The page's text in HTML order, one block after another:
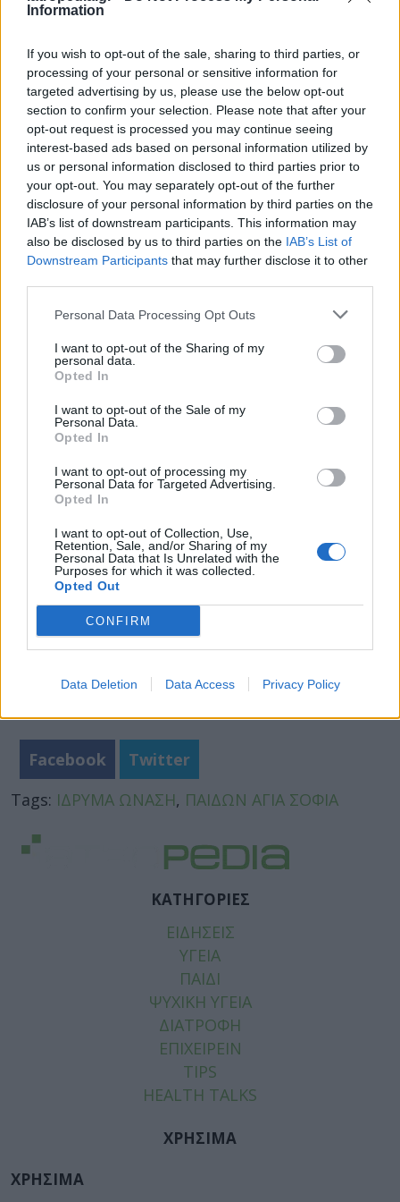
Information
If you wish to opt-out of the sale, sharing to third parties, or
processing of your personal or sensitive information for
targeted advertising by us, please use the below opt-out
section to confirm your selection. Please note that after your
opt-out request is processed you may continue seeing
interest-based ads based on personal information utilized by
us or personal information disclosed to third parties prior to
your opt-out. You may separately opt-out of the further
disclosure of your personal information by third parties on the
IAB’s list of downstream participants. This information may
also be disclosed by us to third parties on the IAB’s List of
Downstream Participants that may further disclose it to other
Personal Data Processing Opt Outs
I want to opt-out of the Sharing of my
personal data.
Opted In
I want to opt-out of the Sale of my
Personal Data.
Opted In
I want to opt-out of processing my
Personal Data for Targeted Advertising.
Opted In
I want to opt-out of Collection, Use,
Retention, Sale, and/or Sharing of my
Personal Data that Is Unrelated with the
Purposes for which it was collected.
Opted Out
CONFIRM
Data Deletion Data Access Privacy Policy
Αναπτυξιακής & Συμπεριφορικής Παιδιατρικής,
Αναπτυξιακής & Συμπεριφορικής Παιδιατρικής,
A’ Παιδιατρική Κλινική ΕΚΠΑ, Νοσοκομείο
Παίδων «Η Αγία Σοφία»
12:40-13:30 | Ενισχύοντας τη σχέση μεταξύ
γονέα και παιδιού
Καλλιόπη Τριανταφύλλου, διδάκτωρ Κλινικής
Ψυχολογίας Πανεπιστημίου Manchester,
επιστημονική συνεργάτις Ιατρικής Σχολής ΕΚΠΑ,
ψυχολόγος Ιατροπαιδαγωγικής Υπηρεσίας
Πειραιά Ε.ΚΕ.Ψ.Υ.Ε
13:30-14:00 | Ερωτήσεις – Συζήτηση με το
κοινό
Συντονισμός: Χριστίνα Παναγιωτάκου, υπεύθυνη
Εκπαιδευτικών Προγραμμάτων Ιδρύματος
Ωνάση
Για περισσότερες πληροφορίες και δηλώσεις
συμμετοχής ΠΑΤΗΣΤΕ ΕΔΩ.
Facebook
Twitter
Tags: ΙΔΡΥΜΑ ΩΝΑΣΗ, ΠΑΙΔΩΝ ΑΓΙΑ ΣΟΦΙΑ
ΚΑΤΗΓΟΡΙΕΣ
ΕΙΔΗΣΕΙΣ
ΥΓΕΙΑ
ΠΑΙΔΙ
ΨΥΧΙΚΗ ΥΓΕΙΑ
ΔΙΑΤΡΟΦΗ
ΕΠΙΧΕΙΡΕΙΝ
TIPS
HEALTH TALKS
ΧΡΗΣΙΜΑ
ΧΡΗΣΙΜΑ